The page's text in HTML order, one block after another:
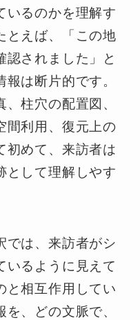
いるのかを理解す
とえば、「この地
認されました」と
は断片的です。
柱穴の配置図、
間利用、復元上の
初めて、来訪者は
として理解しやす
では、来訪者がシ
いるように見えて
と相互作用してい
、どの文脈で、